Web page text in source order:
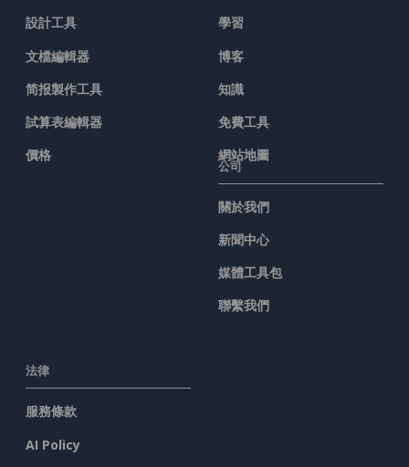
設計工具
文檔編輯器
简报製作工具
試算表編輯器
價格
學習
博客
知識
免費工具
網站地圖
公司
關於我們
新聞中心
媒體工具包
聯繫我們
法律
服務條款
AI Policy